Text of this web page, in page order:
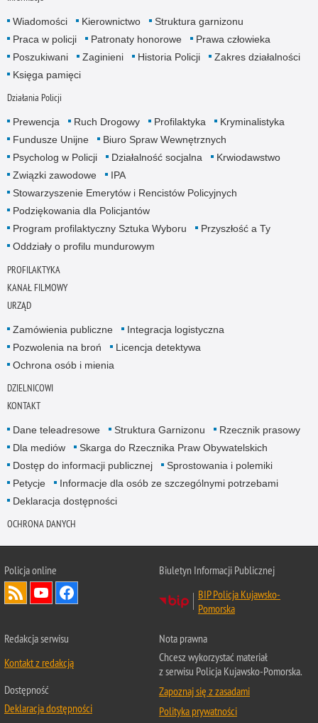
Wiadomości Kierownictwo
Struktura garnizonu
Praca w policji
Patronaty honorowe
Prawa człowieka
Poszukiwani
Zaginieni Historia Policji
Zakres działalności
Księga pamięci
Działania Policji
Prewencja Ruch Drogowy Profilaktyka
Kryminalistyka
Fundusze Unijne
Biuro Spraw Wewnętrznych
Psycholog w Policji
Działalność socjalna
Krwiodawstwo
Związki zawodowe
IPA
Stowarzyszenie Emerytów i Rencistów Policyjnych
Podziękowania dla Policjantów
Program profilaktyczny Sztuka Wyboru
Przyszłość a Ty
Oddziały o profilu mundurowym
PROFILAKTYKA
KANAŁ FILMOWY
URZĄD
Zamówienia publiczne
Integracja logistyczna
Pozwolenia na broń
Licencja detektywa
Ochrona osób i mienia
DZIELNICOWI
KONTAKT
Dane teleadresowe Struktura Garnizonu
Rzecznik prasowy
Dla mediów
Skarga do Rzecznika Praw Obywatelskich
Dostęp do informacji publicznej
Sprostowania i polemiki
Petycje
Informacje dla osób ze szczególnymi potrzebami
Deklaracja dostępności
OCHRONA DANYCH
Policja online
Biuletyn Informacji Publicznej
BIP Policja Kujawsko-
Pomorska
Redakcja serwisu
Kontakt z redakcją
Dostępność
Deklaracja dostępności
Nota prawna
Chcesz wykorzystać materiał
z serwisu Policja Kujawsko-Pomorska.
Zapoznaj się z zasadami
Polityka prywatności